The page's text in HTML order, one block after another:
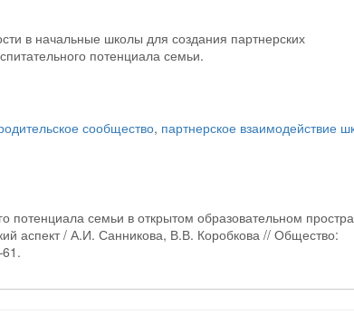
в начальные школы для создания партнерских
потенциала семьи.
сообщество, партнерское взаимодействие
семьи в открытом образовательном
аспект / А.И. Санникова, В.В. Коробкова // Общество: